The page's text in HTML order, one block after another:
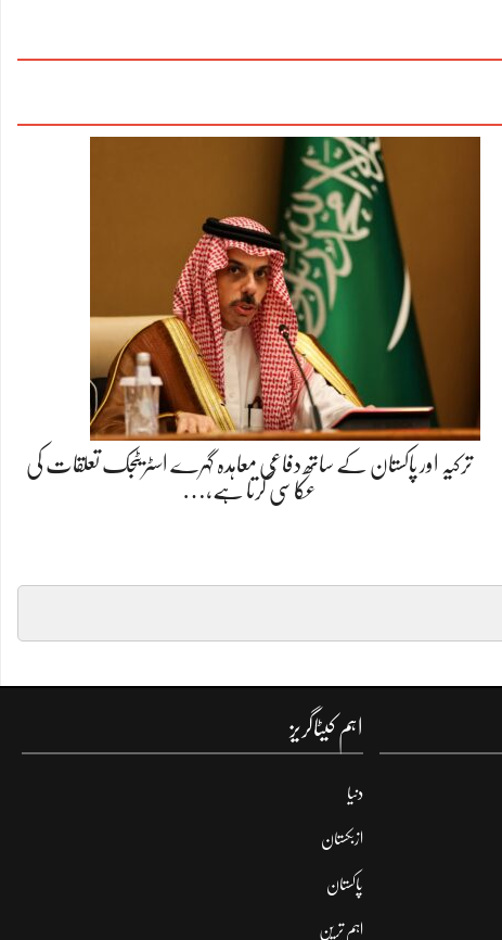
ترکیہ اور پاکستان کے ساتھ دفاعی معاہدہ گہرے اسٹریٹجک تعلقات کی
عکاسی کرتا ہے،…
اہم کیٹاگریز
دنیا
ازبکستان
پاکستان
اہم ترین